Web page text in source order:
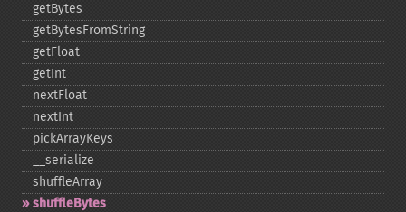
getBytes
getBytesFromString
getFloat
getInt
nextFloat
nextInt
pickArrayKeys
_​_​serialize
shuffleArray
shuffleBytes